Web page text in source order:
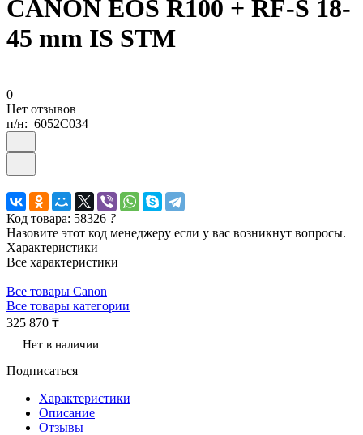
CANON EOS R100 + RF-S 18-
45 mm IS STM
0
Нет отзывов
п/н: 6052C034
Код товара: 58326 ?
Назовите этот код менеджеру если у вас возникнут вопросы.
Характеристики
Все характеристики
Все товары Canon
Все товары категории
325 870 ₸
Нет в наличии
Подписаться
Характеристики
Описание
Отзывы